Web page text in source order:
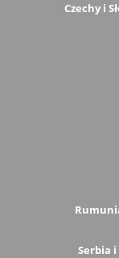
Czechy i
Serbia